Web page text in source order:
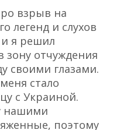
взрыв на
легенд и слухов
и я решил
зону отчуждения
своими глазами.
стало
с Украиной.
нашими
поэтому